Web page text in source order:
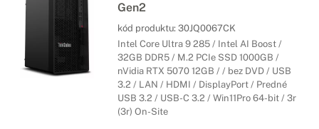
Gen2
kód produktu: 30JQ0067CK
Intel Core Ultra 9 285 / Intel AI Boost /
32GB DDR5 / M.2 PCIe SSD 1000GB /
nVidia RTX 5070 12GB / / bez DVD / USB
3.2 / LAN / HDMI / DisplayPort / Predné
USB 3.2 / USB-C 3.2 / Win11Pro 64-bit / 3r
(3r) On-Site